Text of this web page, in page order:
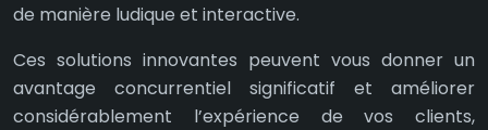
de manière ludique et interactive.
Ces solutions innovantes peuvent vous donner un
avantage concurrentiel significatif et améliorer
considérablement l’expérience de vos clients,